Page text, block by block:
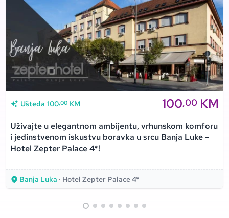
Ušteda 100,00 KM 100,00 KM
Uživajte u elegantnom ambijentu, vrhunskom komforu
i jedinstvenom iskustvu boravka u srcu Banja Luke –
Hotel Zepter Palace 4*!
Banja Luka · Hotel Zepter Palace 4*